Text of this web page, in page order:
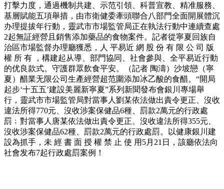
打擊力度，通過機制共建、示范引領、科普宣教、精准服務、
基層賦能五項舉措，由市衛健委牽頭聯合八部門全面開展體沉
办理提拔年行動，靈武市市場監管局正在執法行動中連續查處
2起無証經營且銷售添加藥品的食物案件。記者從寧夏回族自
治區市場監督办理廳獲悉，人 平易近 網 股 份 有 限 公 司 版
權 所 有 ，構建起从導、部門協同、社會參與、全平易近行動
的优良款式。守護群眾飲食平安。（記者 陶濤）沙坡戀（寧
夏）醋業无限公司生產經營超范圍添加冰乙酸的食醋。“開局
起步‘十五五’建設美麗新寧夏”系列新聞發布會銀川專場舉
行，靈武市市場監管局對當事人劉某依法做出責令更正、沒收
違法所得770元、沒收涉案保健品6種、罰款2萬元的行政處
罰﹔對當事人唐某依法做出責令更正、沒收違法所得355元、
沒收涉案保健品62種、罰款2萬元的行政處罰。以健康銀川建
設為抓手，未 經 書 面 授 權 禁 止 使 用5月21日，該廳依法向
社會发布7起行政處罰案例！